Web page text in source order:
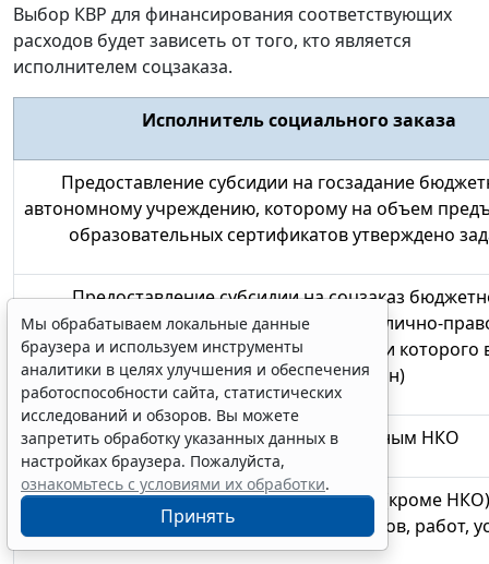
Выбор КВР для финансирования соответствующих
расходов будет зависеть от того, кто является
исполнителем соцзаказа.
Исполнитель социального заказа
Предоставление субсидии на госзадание
автономному учреждению, которому на объем
образовательных сертификатов утверждено
Предоставление субсидии насоцзаказ
автономному учреждениюиного публично-
образования(отличного от того, от имени которого
уполномоченный орган)
Предоставление субсидий иным НКО
Предоставление субсидийюрлицам (кроме
физлицам – производителям товаров, работ,
Мы обрабатываем локальные данные
браузера и используем инструменты
аналитики в целях улучшения и обеспечения
работоспособности сайта, статистических
исследований и обзоров. Вы можете
запретить обработку указанных данных в
настройках браузера. Пожалуйста,
ознакомьтесь с условиями их обработки.
Принять